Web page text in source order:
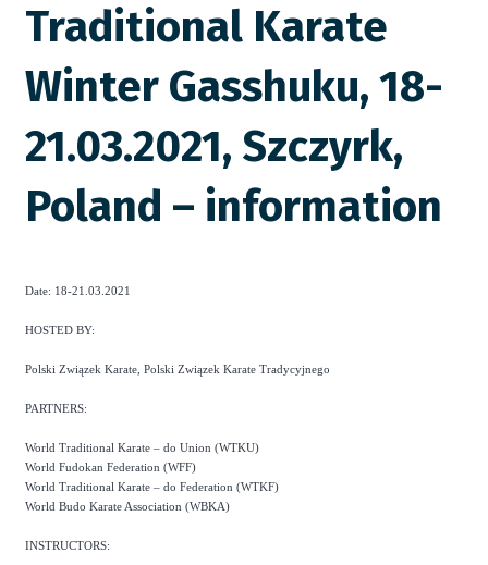
Traditional Karate
Winter Gasshuku, 18-
21.03.2021, Szczyrk,
Poland – information
Date: 18-21.03.2021
HOSTED BY:
Polski Związek Karate, Polski Związek Karate Tradycyjnego
PARTNERS:
World Traditional Karate – do Union (WTKU)
World Fudokan Federation (WFF)
World Traditional Karate – do Federation (WTKF)
World Budo Karate Association (WBKA)
INSTRUCTORS: